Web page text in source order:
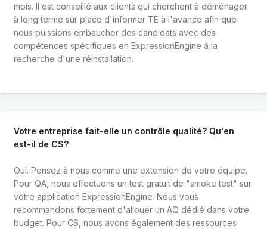
mois. Il est conseillé aux clients qui cherchent à déménager
à long terme sur place d'informer TE à l'avance afin que
nous puissions embaucher des candidats avec des
compétences spécifiques en ExpressionEngine à la
recherche d'une réinstallation.
Votre entreprise fait-elle un contrôle qualité? Qu'en
est-il de CS?
Oui. Pensez à nous comme une extension de votre équipe.
Pour QA, nous effectuons un test gratuit de "smoke test" sur
votre application ExpressionEngine. Nous vous
recommandons fortement d'allouer un AQ dédié dans votre
budget. Pour CS, nous avons également des ressources